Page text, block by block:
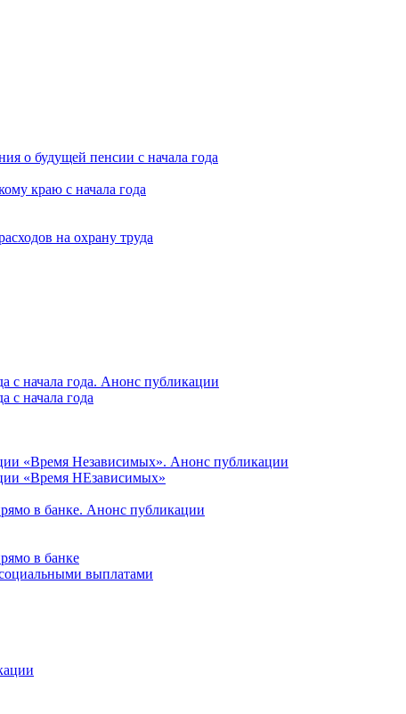
о будущей пенсии с начала года
краю с начала года
на охрану труда
с начала года. Анонс публикации
с начала года
«Время Независимых». Анонс публикации
«Время НЕзависимых»
в банке. Анонс публикации
в банке
выплатами